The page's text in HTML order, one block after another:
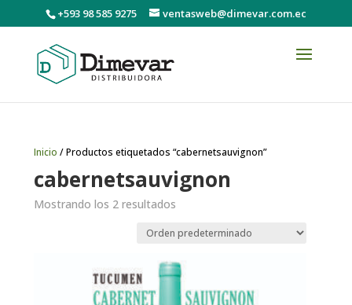
+593 98 585 9275 ventasweb@dimevar.com.ec
Inicio / Productos etiquetados “cabernetsauvignon”
cabernetsauvignon
Mostrando los 2 resultados